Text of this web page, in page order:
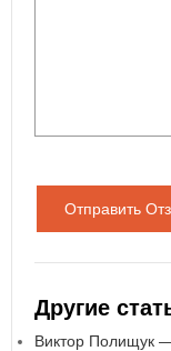
Отправить
Другие
Виктор Полищук